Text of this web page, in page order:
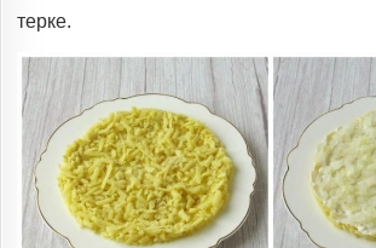
терке.